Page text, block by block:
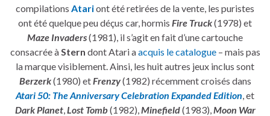
compilations Atariont été retirées de la vente, les puristes
ont été quelque peu déçus car, hormis Fire Truck(1978) et
Maze Invaders(1981), il s’agit en fait d’une cartouche
consacrée à Stern dont Atari aacquis le catalogue– mais pas
la marque visiblement. Ainsi, les huit autres jeux inclus sont
Berzerk(1980) et Frenzy(1982) récemment croisés dans
Atari 50: The Anniversary Celebration Expanded Edition , et
Dark Planet, Lost Tomb(1982), Minefield(1983), Moon War